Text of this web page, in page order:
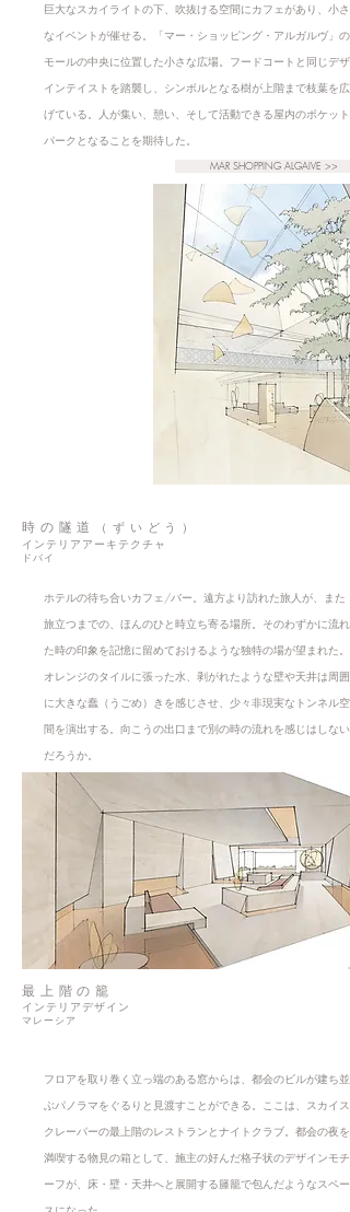
巨大なスカイライトの下、吹抜ける空間にカフェがあり、小さ
なイベントが催せる。「マー・ショッピング・アルガルヴ」の
モールの中央に位置した小さな広場。フードコートと同じデザ
インテイストを踏襲し、シンボルとなる樹が上階まで枝葉を広
げている。人が集い、憩い、そして活動できる屋内のポケット
パークとなることを期待した。
MAR SHOPPING ALGAIVE >>
時の隧道 （ずいどう）
インテリアアーキテクチャ
ドバイ
ホテルの待ち合いカフェ/バー。遠方より訪れた旅人が、また
旅立つまでの、ほんのひと時立ち寄る場所。そのわずかに流れ
た時の印象を記憶に留めておけるような独特の場が望まれた。
オレンジのタイルに張った水、剥がれたような壁や天井は周囲
に大きな蠢（うごめ）きを感じさせ、少々非現実なトンネル空
間を演出する。向こうの出口まで別の時の流れを感じはしない
だろうか。
最上階の籠
インテリアデザイン
マレーシア
フロアを取り巻く立っ端のある窓からは、都会のビルが建ち並
ぶパノラマをぐるりと見渡すことができる。ここは、スカイス
クレーパーの最上階のレストランとナイトクラブ。都会の夜を
満喫する物見の箱として、施主の好んだ格子状のデザインモチ
ーフが、床・壁・天井へと展開する籐籠で包んだようなスペー